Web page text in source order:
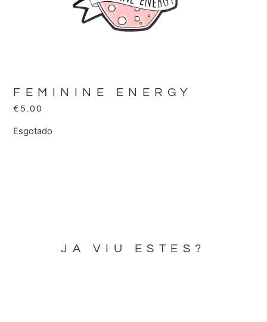
FEMININE ENERGY
€5.00
Esgotado
JA VIU ESTES?